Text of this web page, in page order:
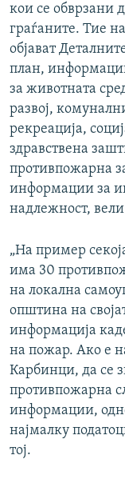
кои се обврзани
граѓаните. Тие
објават
план,
за животната
развој,
рекреација,
здравствена
противпожарна
информации за
надлежност,
„На пример
има 30
на локална
општина на
информација каде
на пожар. Ако е
Карбинци, да се
противпожарна
информации,
најмалку
тој.